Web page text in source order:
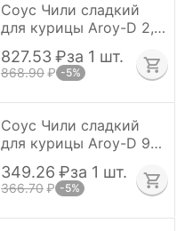
Соус Чили сладкий
для курицы Aroy-D 2,4
кг
827.53₽за 1 шт.
868.90₽ -5%
Соус Чили сладкий
для курицы Aroy-D 920
г
349.26 ₽за 1 шт.
366.70₽ -5%